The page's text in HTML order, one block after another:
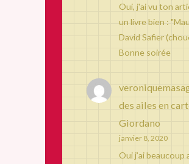
Oui, j'ai vu ton
un livre bien :
David Safier
Bonne soirée
des ailes en
Giordano
janvier 8, 2020
Oui j’ai beaucoup